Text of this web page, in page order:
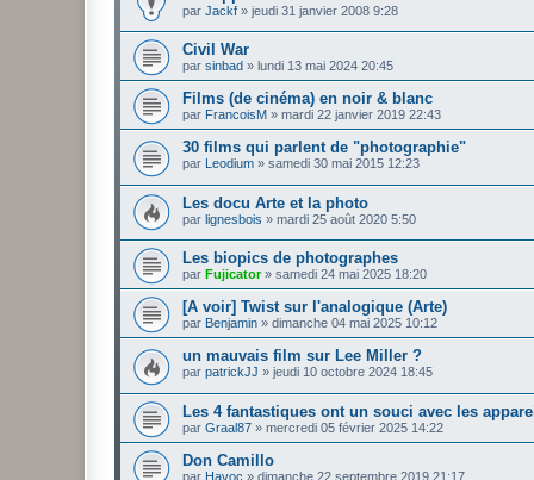
par Jackf » jeudi 31 janvier 2008 9:28
Civil War
par sinbad » lundi 13 mai 2024 20:45
Films (de cinéma) en noir & blanc
par FrancoisM » mardi 22 janvier 2019 22:43
30 films qui parlent de "photographie"
par Leodium » samedi 30 mai 2015 12:23
Les docu Arte et la photo
par lignesbois » mardi 25 août 2020 5:50
Les biopics de photographes
par Fujicator» samedi 24 mai 2025 18:20
[A voir] Twist sur l'analogique (Arte)
par Benjamin » dimanche 04 mai 2025 10:12
un mauvais film sur Lee Miller ?
par patrickJJ » jeudi 10 octobre 2024 18:45
Les 4 fantastiques ont un souci avec les
par Graal87 » mercredi 05 février 2025 14:22
Don Camillo
par Havoc » dimanche 22 septembre 2019 21:17